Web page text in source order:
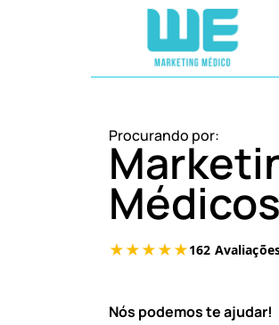
Procurando por:
Nós podemos te ajudar!